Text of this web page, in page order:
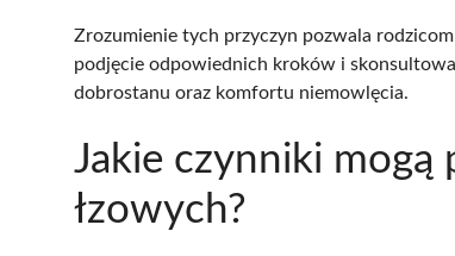
Zrozumienie tych przyczyn pozwala
podjęcie odpowiednich kroków i
dobrostanu oraz komfortu niemowlęcia.
Jakie czynniki
łzowych?